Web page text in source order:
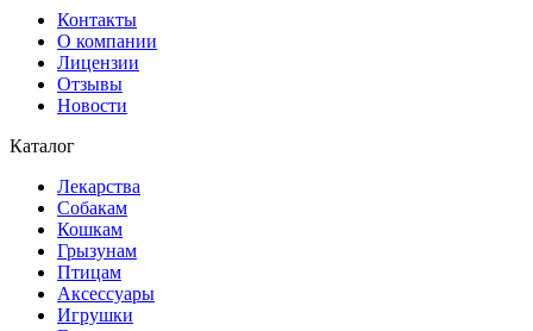
Контакты
О компании
Лицензии
Отзывы
Новости
Каталог
Лекарства
Собакам
Кошкам
Грызунам
Птицам
Аксессуары
Игрушки